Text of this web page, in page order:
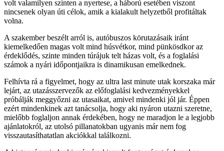
volt valamilyen szinten a nyertese, a háború esetében viszont
nincsenek olyan úti célok, amik a kialakult helyzetből profitáltak
volna.
A szakember beszélt arról is, autóbuszos körutazásaik iránt
kiemelkedően magas volt mind húsvétkor, mind pünkösdkor az
érdeklődés, szinte minden túrájuk telt házas volt, és a foglalási
számok a nyári időpontjaikra is dinamikusan emelkednek.
Felhívta rá a figyelmet, hogy az ultra last minute utak korszaka már
lejárt, az utazásszervezők az előfoglalási kedvezményekkel
próbálják meggyőzni az utasaikat, amivel mindenki jól jár. Éppen
ezért mindenkinek azt tanácsolja, hogy aki nyáron utazni szeretne,
mielőbb foglaljon annak érdekében, hogy ne maradjon le a legjobb
ajánlatokról, az utolsó pillanatokban ugyanis már nem fog
visszautasíthatatlan akciókkal találkozni.